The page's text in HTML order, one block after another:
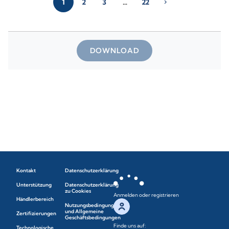
1 2 3 … 22 chevron_right
DOWNLOAD
Kontakt
Unterstützung
Händlerbereich
Zertifizierungen
Datenschutzerklärung
Datenschutzerklärung
zu Cookies
Nutzungsbedingungen
und Allgemeine
Geschäftsbedingungen
Anmelden oder registrieren
Finde uns auf: